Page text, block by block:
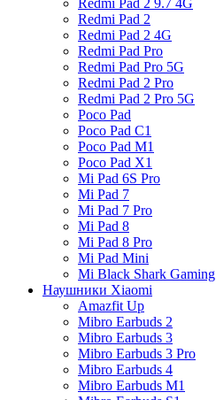
Redmi Pad 2
Redmi Pad 2 4G
Redmi Pad Pro
Redmi Pad Pro 5G
Redmi Pad 2 Pro
Redmi Pad 2 Pro 5G
Poco Pad
Poco Pad C1
Poco Pad M1
Poco Pad X1
Mi Pad 6S Pro
Mi Pad 7
Mi Pad 7 Pro
Mi Pad 8
Mi Pad 8 Pro
Mi Pad Mini
Mi Black Shark Gaming
Наушники Xiaomi
Amazfit Up
Mibro Earbuds 2
Mibro Earbuds 3
Mibro Earbuds 3 Pro
Mibro Earbuds 4
Mibro Earbuds M1